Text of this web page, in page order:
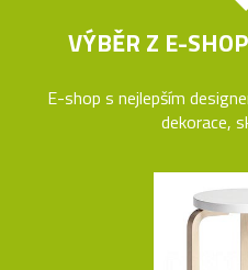
VÝBĚR Z E-
E-shop s nejlepším
dekorace,